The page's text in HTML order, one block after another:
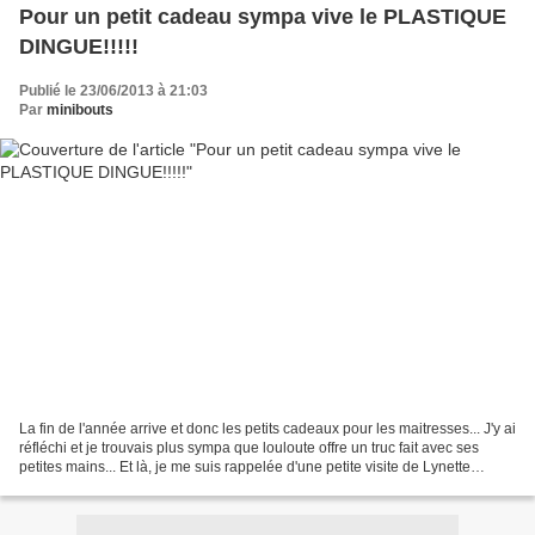
Pour un petit cadeau sympa vive le PLASTIQUE
DINGUE!!!!!
Publié le 23/06/2013 à 21:03
Par minibouts
La fin de l'année arrive et donc les petits cadeaux pour les maitresses... J'y ai
réfléchi et je trouvais plus sympa que louloute offre un truc fait avec ses
petites mains... Et là, je me suis rappelée d'une petite visite de Lynette